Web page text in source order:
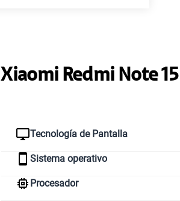
Xiaomi Redmi Note
Tecnología de Pantalla
Sistema operativo
Procesador